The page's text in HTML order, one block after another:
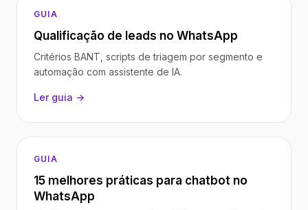
GUIA
Qualificação de leads no WhatsApp
Critérios BANT, scripts de triagem por segmento e
automação com assistente de IA.
Ler guia →
GUIA
15 melhores práticas para chatbot no
WhatsApp